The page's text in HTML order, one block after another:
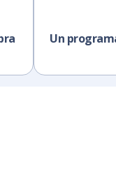
Un